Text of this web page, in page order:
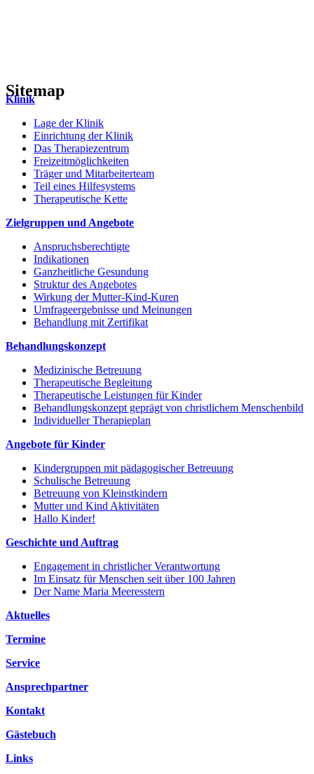
Sitemap
Klinik
Lage der Klinik
Einrichtung der Klinik
Das Therapiezentrum
Freizeitmöglichkeiten
Träger und Mitarbeiterteam
Teil eines Hilfesystems
Therapeutische Kette
Zielgruppen und Angebote
Anspruchsberechtigte
Indikationen
Ganzheitliche Gesundung
Struktur des Angebotes
Wirkung der Mutter-Kind-Kuren
Umfrageergebnisse und Meinungen
Behandlung mit Zertifikat
Behandlungskonzept
Medizinische Betreuung
Therapeutische Begleitung
Therapeutische Leistungen für Kinder
Behandlungskonzept geprägt von christlichem Menschenbild
Individueller Therapieplan
Angebote für Kinder
Kindergruppen mit pädagogischer Betreuung
Schulische Betreuung
Betreuung von Kleinstkindern
Mutter und Kind Aktivitäten
Hallo Kinder!
Geschichte und Auftrag
Engagement in christlicher Verantwortung
Im Einsatz für Menschen seit über 100 Jahren
Der Name Maria Meeresstern
Aktuelles
Termine
Service
Ansprechpartner
Kontakt
Gästebuch
Links